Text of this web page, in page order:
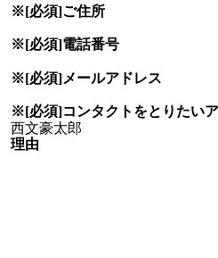
※[必須]ご住所
※[必須]電話番号
※[必須]メールアドレス
※[必須]コンタクトをとりたい
理由